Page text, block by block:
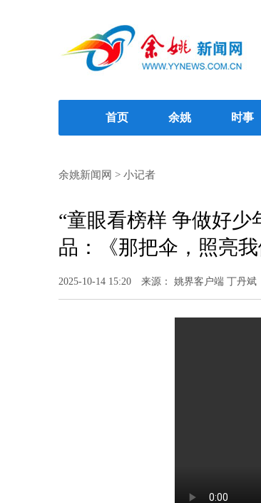
首页 余姚 时事
余姚新闻网 > 小记者
“童眼看榜样 争做好
品：《那把伞，照亮
2025-10-14 15:20 来源： 姚界客户端 丁丹斌